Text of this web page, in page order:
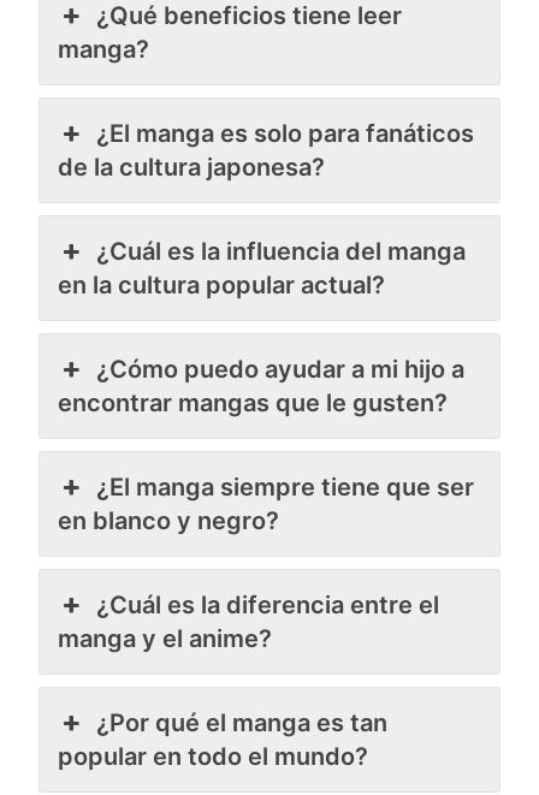
¿Qué beneficios tiene leer
manga?
¿El manga es solo para fanáticos
de la cultura japonesa?
¿Cuál es la influencia del manga
en la cultura popular actual?
¿Cómo puedo ayudar a mi hijo a
encontrar mangas que le gusten?
¿El manga siempre tiene que ser
en blanco y negro?
¿Cuál es la diferencia entre el
manga y el anime?
¿Por qué el manga es tan
popular en todo el mundo?